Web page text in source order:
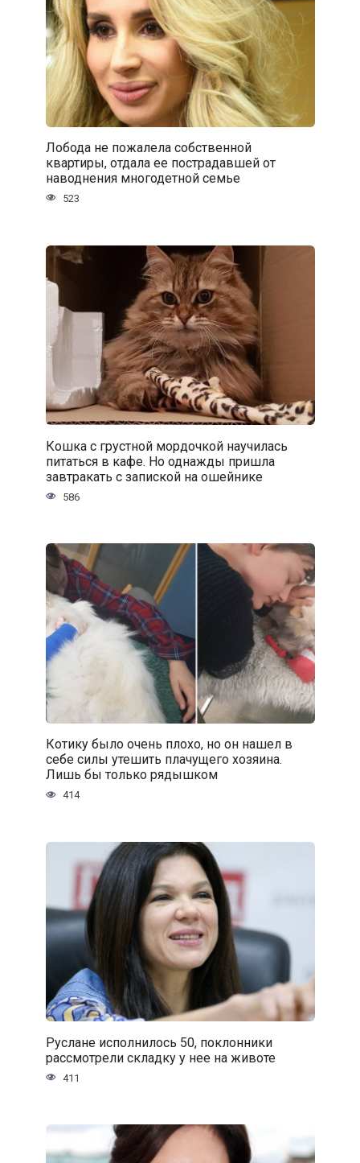
Лобода не пожалела собственной
квартиры, отдала ее пострадавшей от
наводнения многодетной семье
523
Кошка с грустной мордочкой научилась
питаться в кафе. Но однажды пришла
завтракать с запиской на ошейнике
586
Котику было очень плохо, но он нашел в
себе силы утешить плачущего хозяина.
Лишь бы только рядышком
414
Руслане исполнилось 50, поклонники
рассмотрели складку у нее на животе
411